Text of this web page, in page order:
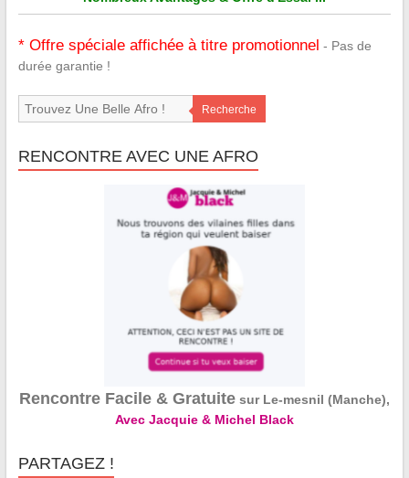
* Offre spéciale affichée à titre promotionnel - Pas de
durée garantie !
Recherche
RENCONTRE AVEC UNE AFRO
Rencontre Facile & Gratuitesur Le-mesnil (Manche),
Avec Jacquie & Michel Black
PARTAGEZ !